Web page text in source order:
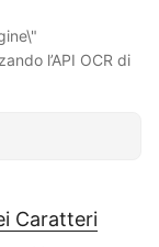
l’API OCR di
Caratteri